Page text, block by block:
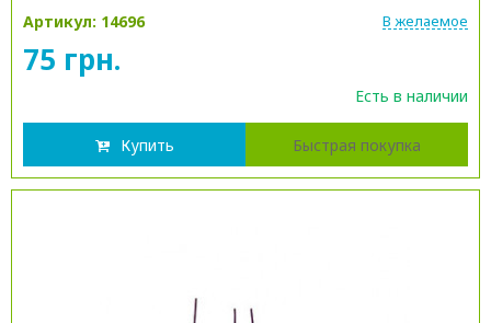
Артикул: 14696
В желаемое
75 грн.
Есть в наличии
Купить Быстрая покупка